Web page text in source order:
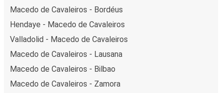
Macedo de Cavaleiros - Bordéus
Hendaye - Macedo de Cavaleiros
Valladolid - Macedo de Cavaleiros
Macedo de Cavaleiros - Lausana
Macedo de Cavaleiros - Bilbao
Macedo de Cavaleiros - Zamora